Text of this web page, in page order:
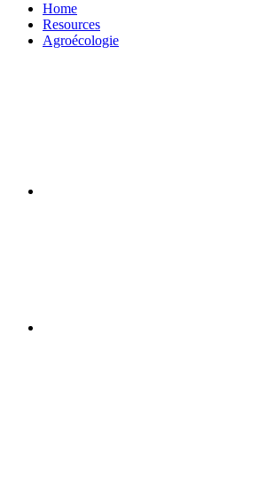
Home
Resources
Agroécologie